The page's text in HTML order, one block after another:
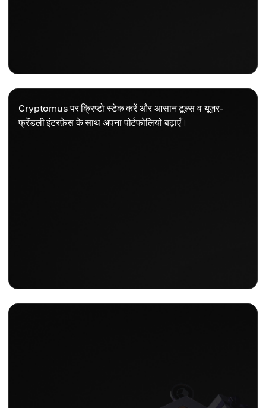
Cryptomus पर क्रिप्टो स्टेक करें और आसान टूल्स व यूज़र-
फ्रेंडली इंटरफ़ेस के साथ अपना पोर्टफोलियो बढ़ाएँ।